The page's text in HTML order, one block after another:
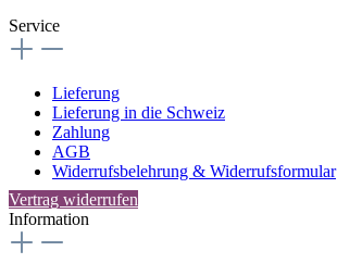
Service
Lieferung
Lieferung in die Schweiz
Zahlung
AGB
Widerrufsbelehrung & Widerrufsformular
Vertrag widerrufen
Information